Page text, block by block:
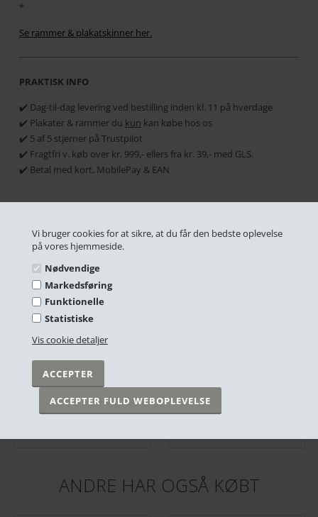
Vi bruger cookies for at sikre, at du får den bedste oplevelse
på vores hjemmeside.
Nødvendige
Markedsføring
Funktionelle
Statistiske
Vis cookie detaljer
*
Se rammer & plakatskinner her.
PRAKTISK INFO
✔️ Dag-til-dag levering ved bestilling inden kl. 11 på hverdage
✔️ Plakater & rammer du kun kan købe hos os
✔️ 5 af 5 stjerner på Trustpilot
✔️ Fragtfri v. køb over kr. 999,- ellers fra kr. 39,- med GLS.
✔️ Betal med kort, MobilePay & EAN
RELATEREDE PRODUKTER
DKK 299,00 DKK 249,00
ANDRE HAR OGSÅ KØBT